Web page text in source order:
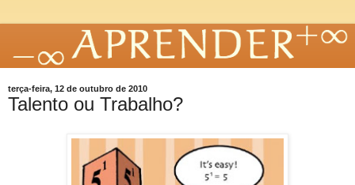
terça-feira, 12 de outubro de 2010
Talento ou Trabalho?